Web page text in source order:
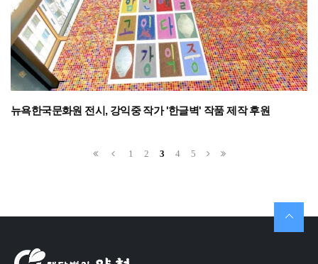
뉴욕한국문화원 전시, 강익중 작가 '한글벽' 작품 제작 후원
1 2 3 4 5